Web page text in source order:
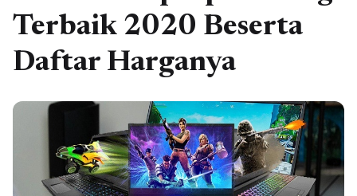
Terbaik 2020 Beserta
Daftar Harganya